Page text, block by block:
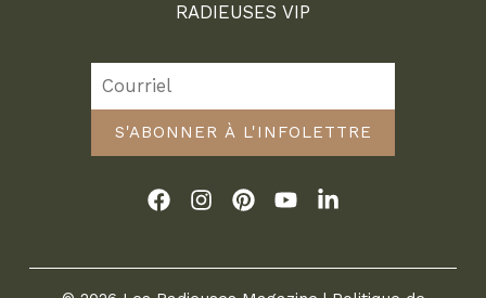
RADIEUSES VIP
S'ABONNER À L'INFOLETTRE